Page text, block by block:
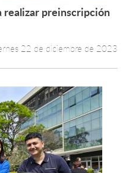
Leer más +
realizar preinscripción
22 de diciembre de 2023